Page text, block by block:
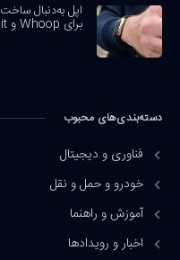
اپل به‌دنبال
برای Whoop و Fitbit
دسته‌بندی‌های محبوب
فناوری و دیجیتال
خودرو و حمل و نقل
آموزش و راهنما
اخبار و رویدادها